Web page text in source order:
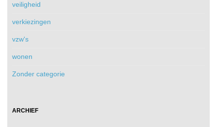
veiligheid
verkiezingen
vzw's
wonen
Zonder categorie
ARCHIEF